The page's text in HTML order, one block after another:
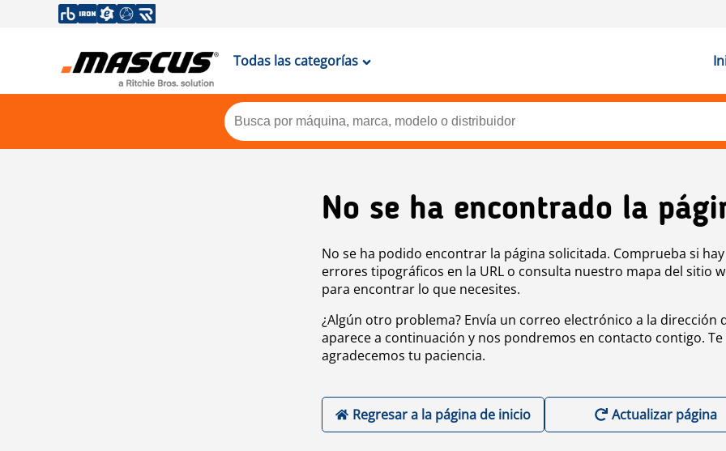
Todas las categorías
No se ha encontrado la
No se ha podido encontrar la página solicitada. Comprueba si hay
errores tipográficos en la URL o consulta nuestro mapa del sitio
para encontrar lo que necesites.
¿Algún otro problema? Envía un correo electrónico a la dirección
aparece a continuación y nos pondremos en contacto contigo. Te
agradecemos tu paciencia.
Regresar a la página de inicio Actualizar página